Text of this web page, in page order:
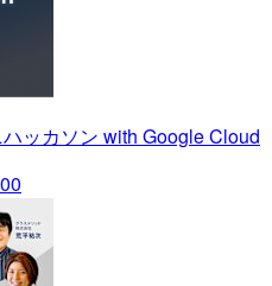
ッカソン with Google Cloud